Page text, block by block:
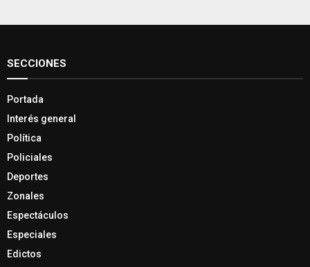
SECCIONES
Portada
Interés general
Política
Policiales
Deportes
Zonales
Espectáculos
Especiales
Edictos